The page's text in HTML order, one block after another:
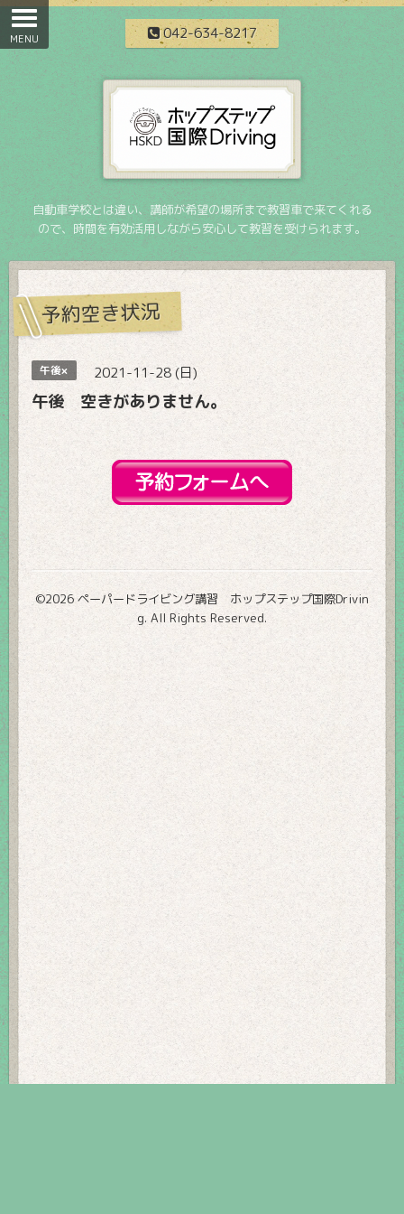
042-634-8217
自動車学校とは違い、講師が希望の場所まで教習車で来てくれる
ので、時間を有効活用しながら安心して教習を受けられます。
予約空き状況
午後× 2021-11-28 (日)
午後 空きがありません。
©2026 ペーパードライビング講習 ホップステップ国際Drivin
g. All Rights Reserved.